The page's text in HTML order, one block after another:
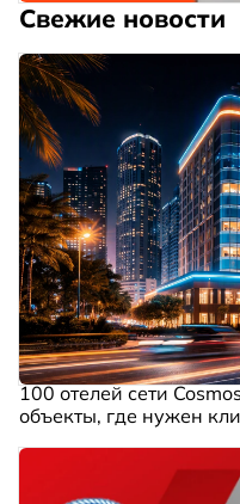
Свежие новости
100 отелей сети
объекты, где нужен